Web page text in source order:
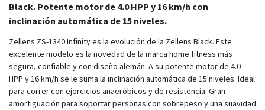
Black. Potente motor de 4.0 HPP y 16 km/h con
inclinación automática de 15 niveles.
Zellens ZS-1340 Infinity es la evolución de la Zellens Black. Este
excelente modelo es la novedad de la marca home fitness más
segura, confiable y con diseño alemán. A su potente motor de 4.0
HPP y 16 km/h se le suma la inclinación automática de 15 niveles. Ideal
para correr con ejercicios anaeróbicos y de resistencia. Gran
amortiguación para soportar personas con sobrepeso y una suavidad